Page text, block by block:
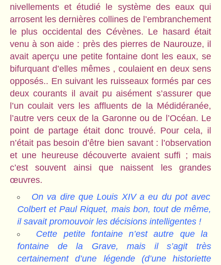
nivellements et étudié le système des eaux qui
arrosent les dernières collines de l’embranchement
le plus occidental des Cévènes. Le hasard était
venu à son aide : près des pierres de Naurouze, il
avait aperçu une petite fontaine dont les eaux, se
bifurquant d’elles mêmes , coulaient en deux sens
opposés.. En suivant les ruisseaux formés par ces
deux courants il avait pu aisément s’assurer que
l’un coulait vers les affluents de la Médidéranée,
l’autre vers ceux de la Garonne ou de l’Océan. Le
point de partage était donc trouvé. Pour cela, il
n’était pas besoin d’être bien savant : l’observation
et une heureuse découverte avaient suffi ; mais
c’est souvent ainsi que naissent les grandes
œuvres.
On va dire que Louis XIV a eu du pot avec
Colbert et Paul Riquet, mais bon, tout de même,
il savait promouvoir les décisions intelligentes !
Cette petite fontaine n’est autre que la
fontaine de la Grave, mais il s’agit très
certainement d’une légende (d’une historiette